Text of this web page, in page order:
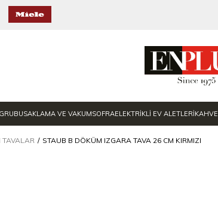
SAKLAMA VE VAKUMSOFRAELEKTRİKLİ EV ALETLERİKAHVE
TAVALAR STAUB B DÖKÜM IZGARA TAVA 26 CM KIRMIZI